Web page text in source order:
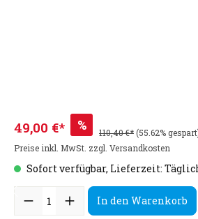
49,00 €* % 110,40 €*(55.62%
Preise inkl. MwSt. zzgl. Versandkosten
Sofort verfügbar, Lieferzeit:
In den Warenkorb